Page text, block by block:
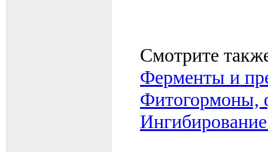
Смотрите
Ферменты и
Фитогормоны,